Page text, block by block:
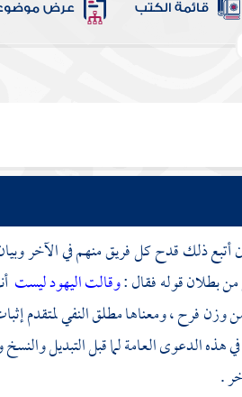
قائمة الكتب عرض
ذلك قدح كل فريق منهم في الآخر وبيان
بطلان قوله فقال :وقالت اليهود ليست
فرح ، ومعناها مطلق النفي لمتقدم
الدعوى العامة لما قبل التبديل
.